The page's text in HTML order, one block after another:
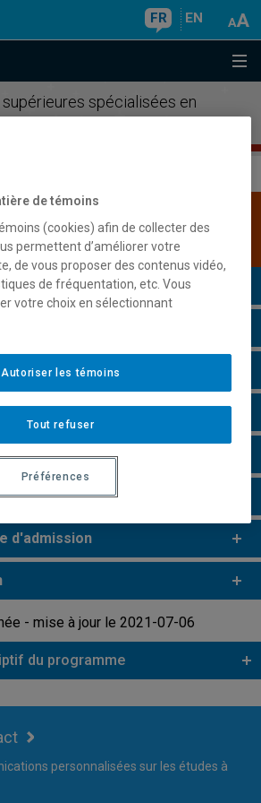
FR EN
spécialisées en
plus récente de ce programme est
Cliquez ici pour la consulter
d'admission
- mise à jour le 2021-07-06
du programme
personnalisées sur les études à
de témoins
(cookies) afin de collecter des
permettent d’améliorer votre
de vous proposer des contenus vidéo,
de fréquentation, etc. Vous
votre choix en sélectionnant
Tout refuser
Autoriser les témoins
Préférences